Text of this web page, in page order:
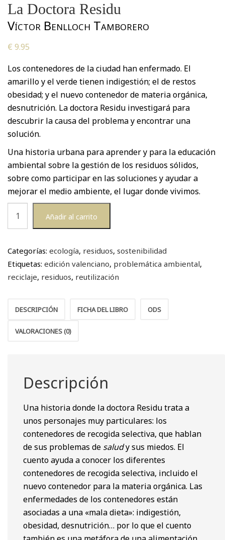
La Doctora Residu
Víctor Benlloch Tamborero
€ 9.95
Los contenedores de la ciudad han enfermado. El
amarillo y el verde tienen indigestión; el de restos
obesidad; y el nuevo contenedor de materia orgánica,
desnutrición. La doctora Residu investigará para
descubrir la causa del problema y encontrar una
solución.
Una historia urbana para aprender y para la educación
ambiental sobre la gestión de los residuos sólidos,
sobre como participar en las soluciones y ayudar a
mejorar el medio ambiente, el lugar donde vivimos.
Doctora
cantidad
Añadir al carrito
Categorías: ecología, residuos, sostenibilidad
Etiquetas: edición valenciano, problemática ambiental,
reciclaje, residuos, reutilización
DESCRIPCIÓN FICHA DEL LIBRO ODS
VALORACIONES (0)
Descripción
Una historia donde la doctora Residu trata a
unos personajes muy particulares: los
contenedores de recogida selectiva, que hablan
de sus problemas de saludy sus miedos. El
cuento ayuda a conocer los diferentes
contenedores de recogida selectiva, incluido el
nuevo contenedor para la materia orgánica. Las
enfermedades de los contenedores están
asociadas a una «mala dieta»: indigestión,
obesidad, desnutrición… por lo que el cuento